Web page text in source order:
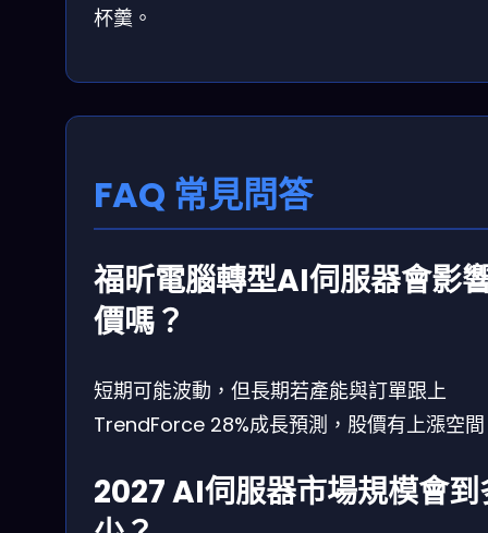
杯羹。
FAQ 常見問答
福昕電腦轉型AI伺服器會影
價嗎？
短期可能波動，但長期若產能與訂單跟上
TrendForce 28%成長預測，股價有上漲空
2027 AI伺服器市場規模會到